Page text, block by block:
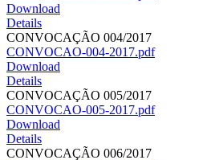
Download
Details
CONVOCAÇÃO 004/2017
CONVOCAO-004-2017.pdf
Download
Details
CONVOCAÇÃO 005/2017
CONVOCAO-005-2017.pdf
Download
Details
CONVOCAÇÃO 006/2017